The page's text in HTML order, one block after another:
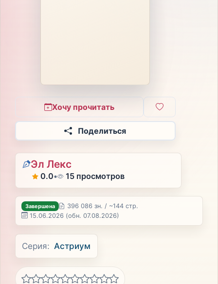
Хочу прочитать
Поделиться
Эл Лекс
0.0• 15 просмотров
Завершена
396 086 зн. / ~144 стр.
15.06.2026 (обн. 07.08.2026)
Серия: Астриум